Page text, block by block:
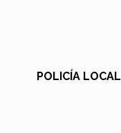
POLICÍA LOCAL